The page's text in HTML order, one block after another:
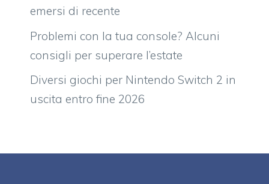
emersi di recente
Problemi con la tua console? Alcuni
consigli per superare l’estate
Diversi giochi per Nintendo Switch 2 in
uscita entro fine 2026